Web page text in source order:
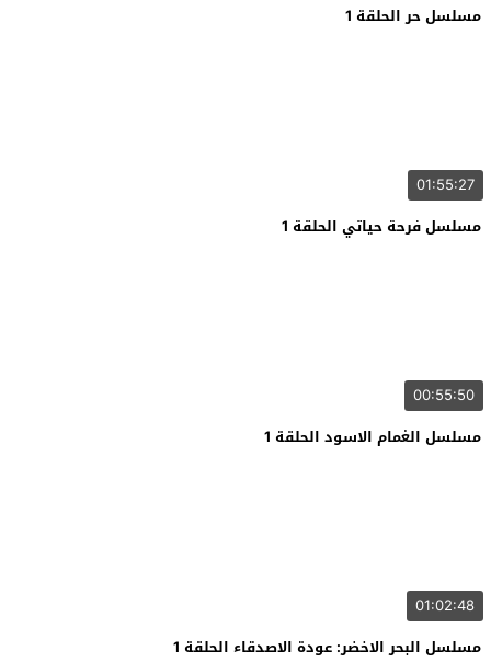
مسلسل حر الحلقة 1
01:55:27
مسلسل فرحة حياتي الحلقة 1
00:55:50
مسلسل الغمام الاسود الحلقة 1
01:02:48
مسلسل البحر الاخضر: عودة الاصدقاء الحلقة 1